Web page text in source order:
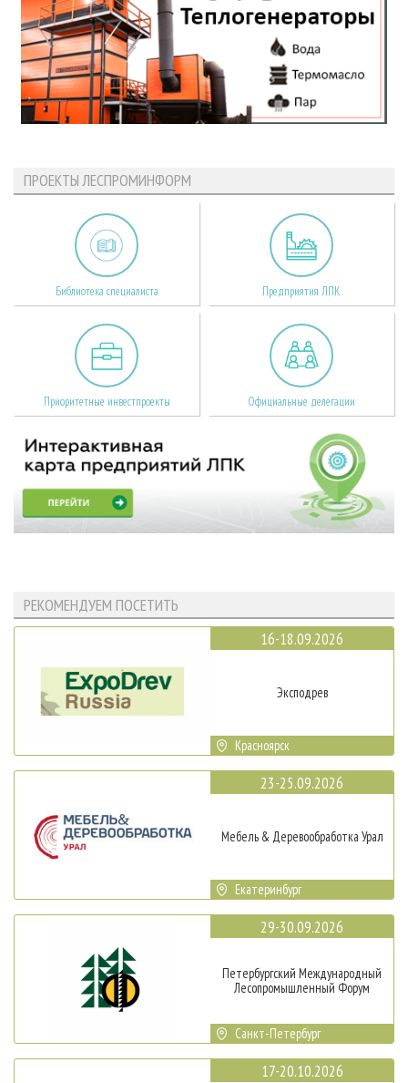
ПРОЕКТЫ ЛЕСПРОМИНФОРМ
Библиотека специалиста Предприятия ЛПК
Приоритетные инвестпроекты Официальные делегации
РЕКОМЕНДУЕМ ПОСЕТИТЬ
16-18.09.2026
Эксподрев
Красноярск
23-25.09.2026
Мебель & Деревообработка Урал
Екатеринбург
29-30.09.2026
Петербургский Международный
Лесопромышленный Форум
Санкт-Петербург
17-20.10.2026